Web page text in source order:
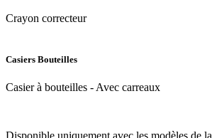
Crayon correcteur
Casiers Bouteilles
Casier à bouteilles - Avec carreaux
Disponible uniquement avec les modèles de la